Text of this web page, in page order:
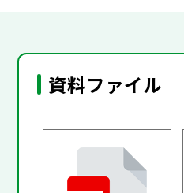
資料ファイル